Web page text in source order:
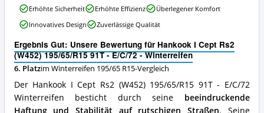
Angebote:
Wo
ist
dieser
Winterreifen
195/65
R15
erhältlich?
Ergebnis Gut: Unsere Bewertung für Hankook I Cept Rs2
(W452) 195/65/R15 91T - E/C/72 - Winterreifen
6. Platzim Winterreifen 195/65 R15-Vergleich
Der Hankook I Cept Rs2 (W452) 195/65/R15 91T - E/C/72
Winterreifen besticht durch seine beeindruckende
Haftung und Stabilität auf rutschigen Straßen. Seine
Hankook
Cept
(W452)
195/65/R15
91T
-
E/C/72
-
Erhöhte Sicherheit Erhöhte Effizienz
Überlegener Komfort
Innovatives Design
Zuverlässige Qualität